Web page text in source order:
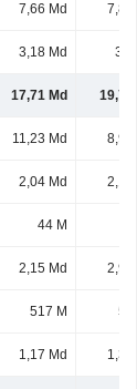
7,66 Md 7,81
3,18 Md 3,5
17,71 Md 19,75
11,23 Md 8,91
2,04 Md 2,15
44 M
2,15 Md 2,94
517 M
1,17 Md 1,31